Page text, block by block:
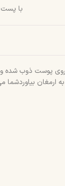
با پست
پوست ذوب شده و
بیاوردشما